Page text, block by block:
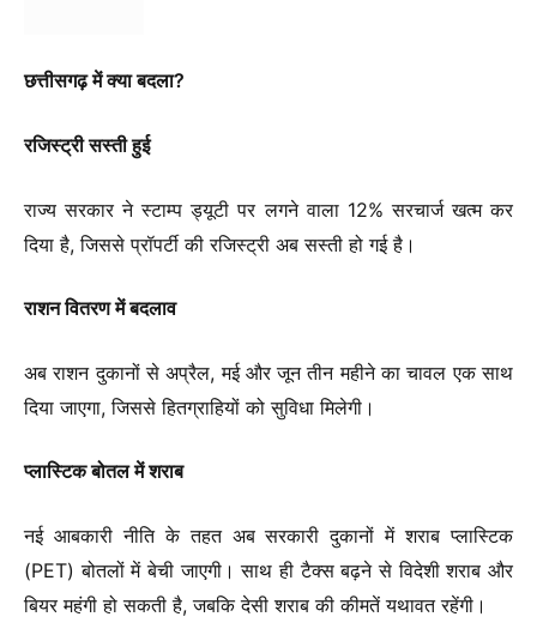
रजिस्ट्री सस्ती हुई
राज्य सरकार ने स्टाम्प ड्यूटी पर लगने वाला 12% सरचार्ज खत्म कर
राशन वितरण में बदलाव
अब राशन दुकानों से अप्रैल, मई और जून तीन महीने का चावल एक साथ